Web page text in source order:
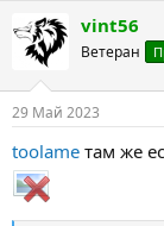
к
ц
vint56
Ветеран
29 Май 2023
toolame там же